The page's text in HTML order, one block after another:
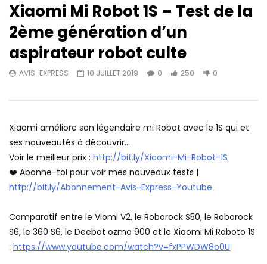
Watch Later
Dreame W10 Pro ❤️ Un des
meilleurs aspirateurs robots de
AVIS-EXPRESS
20 JUILLET 2022
PLUS PERFORMANT
0
451 0
Xiaomi Mi Robot 1S – Test de la
2ème génération d’un
aspirateur robot culte
AVIS-EXPRESS 10 JUILLET 2019 0 250 0
Xiaomi améliore son légendaire mi Robot avec le 1S qui et
ses nouveautés à découvrir…
Voir le meilleur prix : http://bit.ly/Xiaomi-Mi-Robot-1S
❤️ Abonne-toi pour voir mes nouveaux tests |
http://bit.ly/Abonnement-Avis-Express-Youtube
Comparatif entre le Viomi V2, le Roborock S50, le Roborock
S6, le 360 S6, le Deebot ozmo 900 et le Xiaomi Mi Roboto 1S
: https://www.youtube.com/watch?v=fxPPWDW8o0U